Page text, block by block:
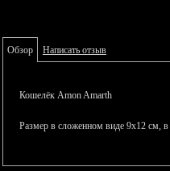
Обзор Написать отзыв
Кошелёк Amon Amarth
Размер в сложенном виде 9х12 см,